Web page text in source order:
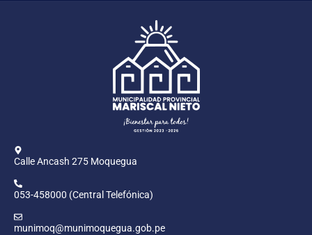
Calle Ancash 275 Moquegua
053-458000 (Central Telefónica)
munimoq@munimoquegua.gob.pe